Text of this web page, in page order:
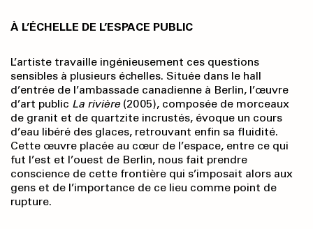
À L’ÉCHELLE DE L’ESPACE PUBLIC
L’artiste travaille ingénieusement ces questions
sensibles à plusieurs échelles. Située dans le hall
d’entrée de l’ambassade canadienne à Berlin, l’œuvre
d’art public La rivière (2005), composée de morceaux
de granit et de quartzite incrustés, évoque un cours
d’eau libéré des glaces, retrouvant enfin sa fluidité.
Cette œuvre placée au cœur de l’espace, entre ce qui
fut l’est et l’ouest de Berlin, nous fait prendre
conscience de cette frontière qui s’imposait alors aux
gens et de l’importance de ce lieu comme point de
rupture.